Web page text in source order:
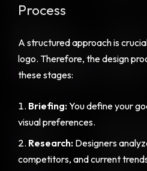
Process
A structured approach is
logo. Therefore, the design
these stages:
Briefing:You define your
visual preferences.
Research: Designers
competitors, and current